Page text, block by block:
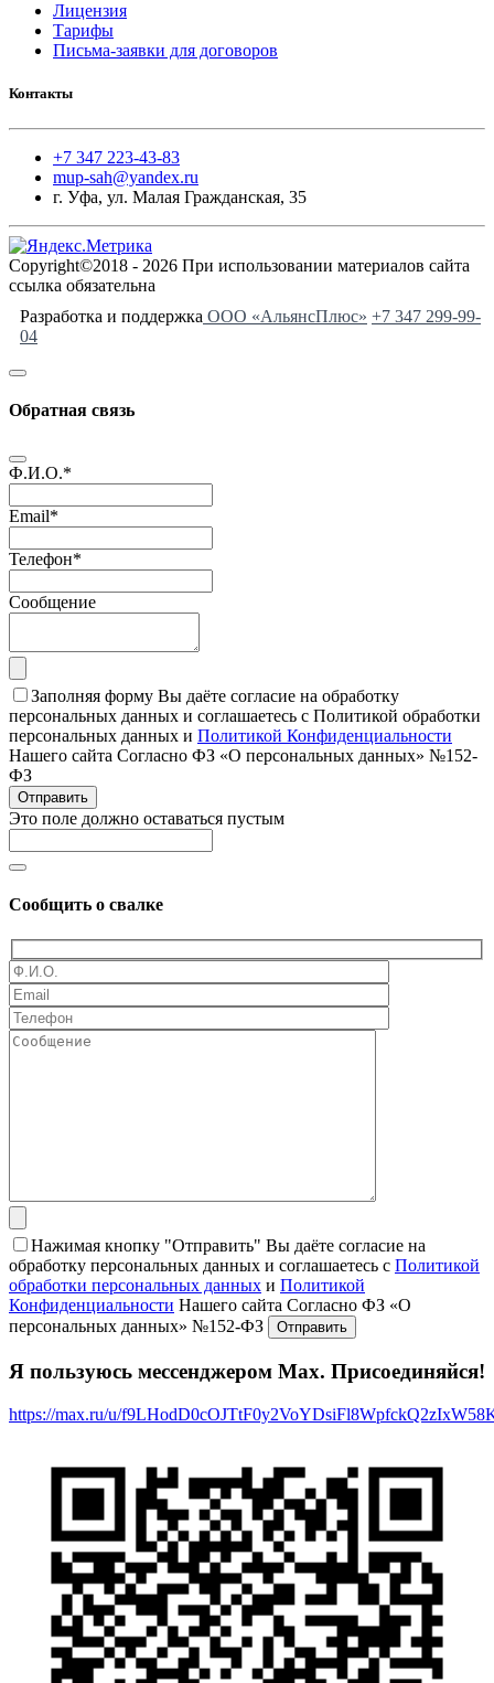
Лицензия
Тарифы
Письма-заявки для договоров
Контакты
+7 347 223-43-83
mup-sah@yandex.ru
г. Уфа, ул. Малая Гражданская, 35
Copyright©2018 - 2026 При использовании материалов сайта
ссылка обязательна
Разработка и поддержка ООО «АльянсПлюс» +7 347 299-99-
04
Обратная связь
Ф.И.О.*
Email*
Телефон*
Сообщение
Заполняя форму Вы даёте согласие на обработку
персональных данных и соглашаетесь с Политикой обработки
персональных данных и Политикой Конфиденциальности
Нашего сайта Согласно ФЗ «О персональных данных» №152-
ФЗ
Отправить
Это поле должно оставаться пустым
Сообщить о свалке
Нажимая кнопку "Отправить" Вы даёте согласие на
обработку персональных данных и соглашаетесь с Политикой
обработки персональных данных и Политикой
Конфиденциальности Нашего сайта Согласно ФЗ «О
персональных данных» №152-ФЗ
Я пользуюсь мессенджером Max. Присоединяйся!
https://max.ru/u/